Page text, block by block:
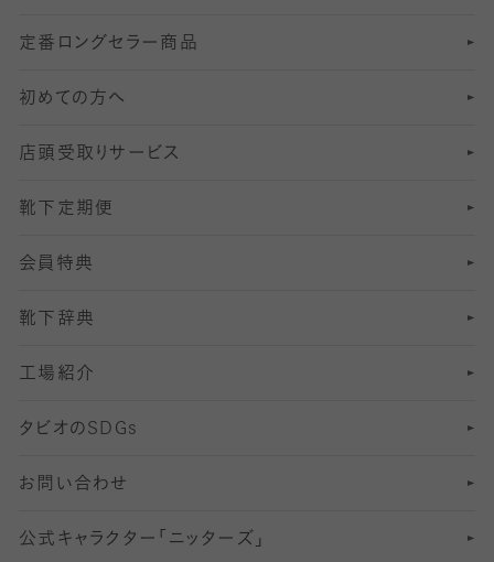
7 分丈 レギンス
8分丈 レギンス
10分丈 レギンス
12分丈レギンス
13分丈レギンス
スーツカジュアルソックス・靴下
ロングホーズ
サッカー・フットサル用ソックス
ヨガソックス・靴下
スポーツ用レッグウォーマー
SSサイズ（21～23cm）
Sサイズ（22～25cm）
Mサイズ（25～27cm）
Lサイズ（27～29cm）
加圧・着圧ソックス
冷えとり靴下
着圧・加圧タイツ
むくみ対策
足の疲れ対策
足の臭い対策
冷え対策
靴ずれ対策
快適な睡眠対策
定番ロングセラー商品
初めての方へ
店頭受取りサービス
靴下定期便
会員特典
靴下辞典
工場紹介
タビオのSDGs
お問い合わせ
公式キャラクター「ニッターズ」